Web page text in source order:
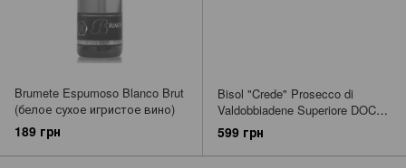
Brumete Espumoso Blanco Brut
(белое сухое игристое вино)
189 грн
Bisol "Crede" Prosecco di
Valdobbiadene Superiore DOCG
(белое игристое брют/
просекко)
599 грн